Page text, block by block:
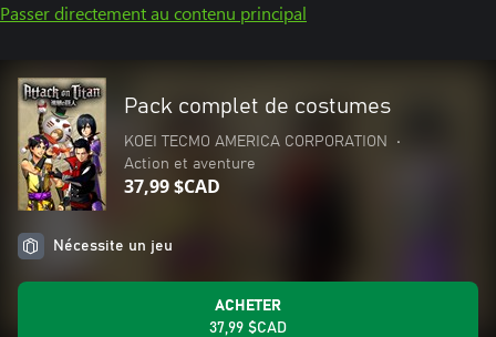
Passer directement au contenu principal
Pack complet de costumes
KOEI TECMO AMERICA CORPORATION
•
Action et aventure
37,99 $CAD
Nécessite un jeu
ACHETER
37,99 $CAD